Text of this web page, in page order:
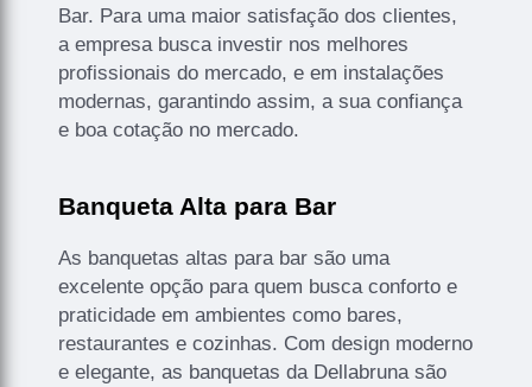
Bar. Para uma maior satisfação dos clientes,
a empresa busca investir nos melhores
profissionais do mercado, e em instalações
modernas, garantindo assim, a sua confiança
e boa cotação no mercado.
Banqueta Alta para Bar
As banquetas altas para bar são uma
excelente opção para quem busca conforto e
praticidade em ambientes como bares,
restaurantes e cozinhas. Com design moderno
e elegante, as banquetas da Dellabruna são